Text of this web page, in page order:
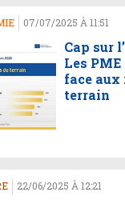
07/07/2025 À 11:51
Cap sur
Les
face aux
terrain
22/06/2025 À 12:21